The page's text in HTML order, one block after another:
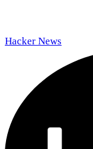
Hacker News